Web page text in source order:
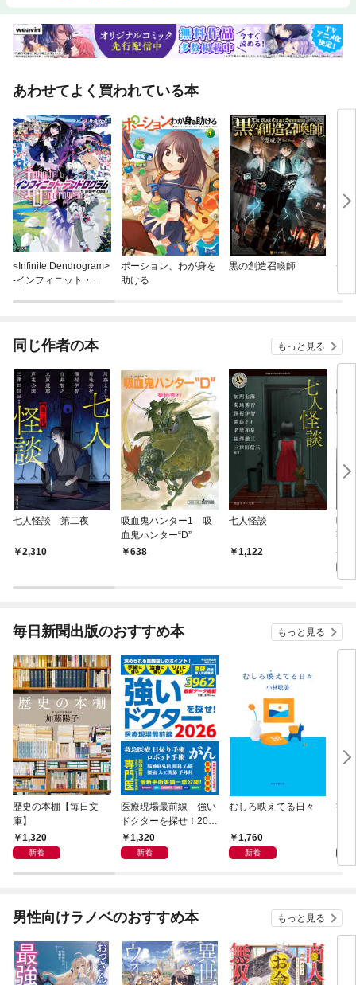
あわせてよく買われている本
<Infinite Dendrogram>
-インフィニット・デ
ポーション、わが身を
助ける
黒の創造召喚師 チ
同じ作者の本 もっと見る
七人怪談 第二夜
2,310
吸血鬼ハンター1 吸
血鬼ハンター“D”
638
七人怪談
1,122
吸
薇
毎日新聞出版のおすすめ本 もっと見る
歴史の本棚【毎日文
庫】
1,320
新着
医療現場最前線 強い
ドクターを探せ！202
6 1,320
新着
むしろ映えてる日々
1,760
新着
書
男性向けラノベのおすすめ本 もっと見る